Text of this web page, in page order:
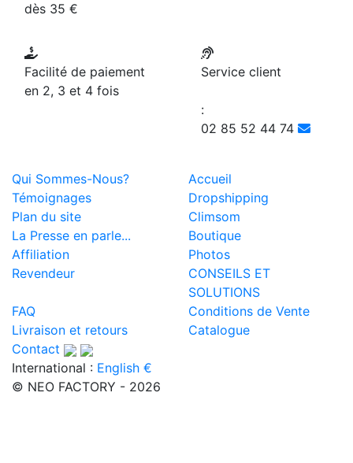
dès 35 €
Facilité de paiement
en 2, 3 et 4 fois
Service client
:
02 85 52 44 74
Qui Sommes-Nous?
Accueil
Témoignages
Dropshipping
Plan du site
Climsom
La Presse en parle...
Boutique
Affiliation
Photos
Revendeur
CONSEILS ET
SOLUTIONS
FAQ
Conditions de Vente
Livraison et retours
Catalogue
Contact
International : English €
© NEO FACTORY - 2026